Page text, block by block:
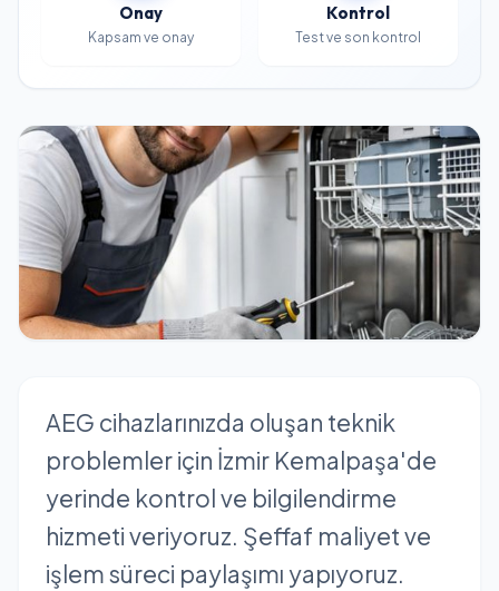
Onay
Kapsam ve onay
Kontrol
Test ve son kontrol
AEG cihazlarınızda oluşan teknik
problemler için İzmir Kemalpaşa'de
yerinde kontrol ve bilgilendirme
hizmeti veriyoruz. Şeffaf maliyet ve
işlem süreci paylaşımı yapıyoruz.